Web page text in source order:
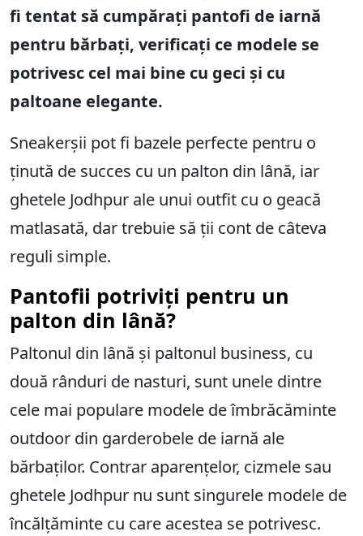
fi tentat să cumpărați pantofi de iarnă
pentru bărbați, verificați ce modele se
potrivesc cel mai bine cu geci și cu
paltoane elegante.
Sneakerșii pot fi bazele perfecte pentru o
ținută de succes cu un palton din lână, iar
ghetele Jodhpur ale unui outfit cu o geacă
matlasată, dar trebuie să ții cont de câteva
reguli simple.
Pantofii potriviți pentru un
palton din lână?
Paltonul din lână și paltonul business, cu
două rânduri de nasturi, sunt unele dintre
cele mai populare modele de îmbrăcăminte
outdoor din garderobele de iarnă ale
bărbaților. Contrar aparențelor, cizmele sau
ghetele Jodhpur nu sunt singurele modele de
încălțăminte cu care acestea se potrivesc.